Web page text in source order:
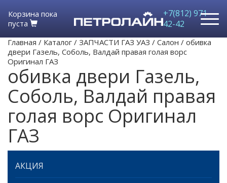
Корзина пока
пуста
+7(812) 971-
42-42
Главная / Каталог / ЗАПЧАСТИ ГАЗ УАЗ / Салон / обивка
двери Газель, Соболь, Валдай правая голая ворс
Оригинал ГАЗ
обивка двери Газель,
Соболь, Валдай правая
голая ворс Оригинал
ГАЗ
АКЦИЯ